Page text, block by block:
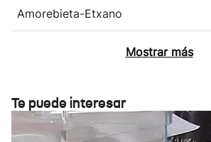
Amorebieta-Etxano
Mostrar más
Te puede interesar